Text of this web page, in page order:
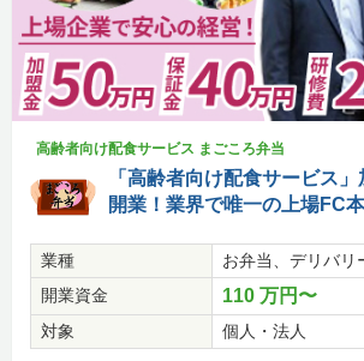
高齢者向け配食サービス まごころ弁当
「高齢者向け配食サービス
開業！業界で唯一の上場FC
業種
お弁当、デリバリ
開業資金
110 万円〜
対象 個人・法人